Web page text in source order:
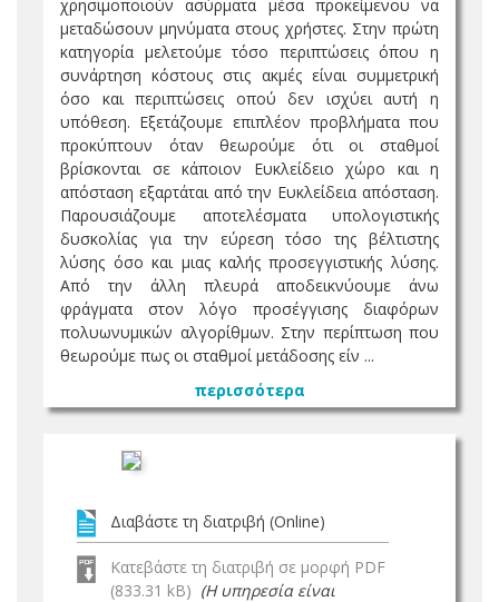
χρησιμοποιούν ασύρματα μέσα προκείμενου να
μεταδώσουν μηνύματα στους χρήστες. Στην πρώτη
κατηγορία μελετούμε τόσο περιπτώσεις όπου η
συνάρτηση κόστους στις ακμές είναι συμμετρική
όσο και περιπτώσεις οπού δεν ισχύει αυτή η
υπόθεση. Εξετάζουμε επιπλέον προβλήματα που
προκύπτουν όταν θεωρούμε ότι οι σταθμοί
βρίσκονται σε κάποιον Ευκλείδειο χώρο και η
απόσταση εξαρτάται από την Ευκλείδεια απόσταση.
Παρουσιάζουμε αποτελέσματα υπολογιστικής
δυσκολίας για την εύρεση τόσο της βέλτιστης
λύσης όσο και μιας καλής προσεγγιστικής λύσης.
Από την άλλη πλευρά αποδεικνύουμε άνω
φράγματα στον λόγο προσέγγισης διαφόρων
πολυωνυμικών αλγορίθμων. Στην περίπτωση που
θεωρούμε πως οι σταθμοί μετάδοσης είν ...
περισσότερα
Διαβάστε τη διατριβή (Online)
Κατεβάστε τη διατριβή σε μορφή PDF
(833.31 kB) (Η υπηρεσία είναι